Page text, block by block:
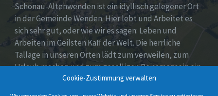
Cookie-Zustimmung verwalten
Schönau-Altenwenden ist ein idyllisch gelegener Ort
in der Gemeinde Wenden. Hier lebt und Arbeitet es
sich sehr gut, oder wie wir es sagen: Leben und
Arbeiten im Geilsten Kaff der Welt. Die herrliche
Tallage in unseren Orten lädt zum verweilen, zum
Urlaub machen und zum geselligen Beisamensein ein.
Dies wird auch durch unser aktives Vereinsleben